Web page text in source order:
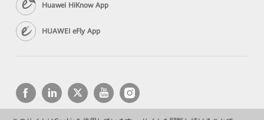
Huawei HiKnow App
HUAWEI eFly App